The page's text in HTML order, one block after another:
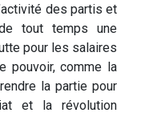
des partis et
tout temps une
pour les salaires
pouvoir, comme la
la partie pour
et la révolution